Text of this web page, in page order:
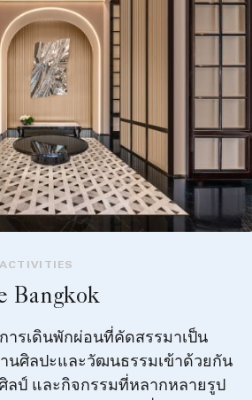
Bangkok
รเดินพักผ่อนที่คัดสรรมาเป็น
นศิลปะและวัฒนธรรมเข้าด้วยกัน
ลป์ และกิจกรรมที่หลากหลายรูป